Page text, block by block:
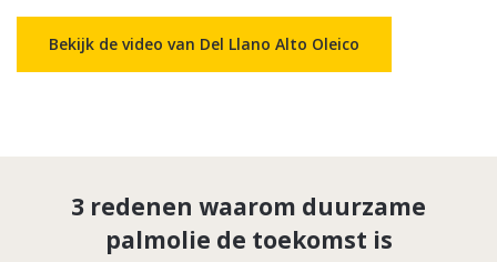
Bekijk de video van Del Llano Alto Oleico
3 redenen waarom duurzame
palmolie de toekomst is